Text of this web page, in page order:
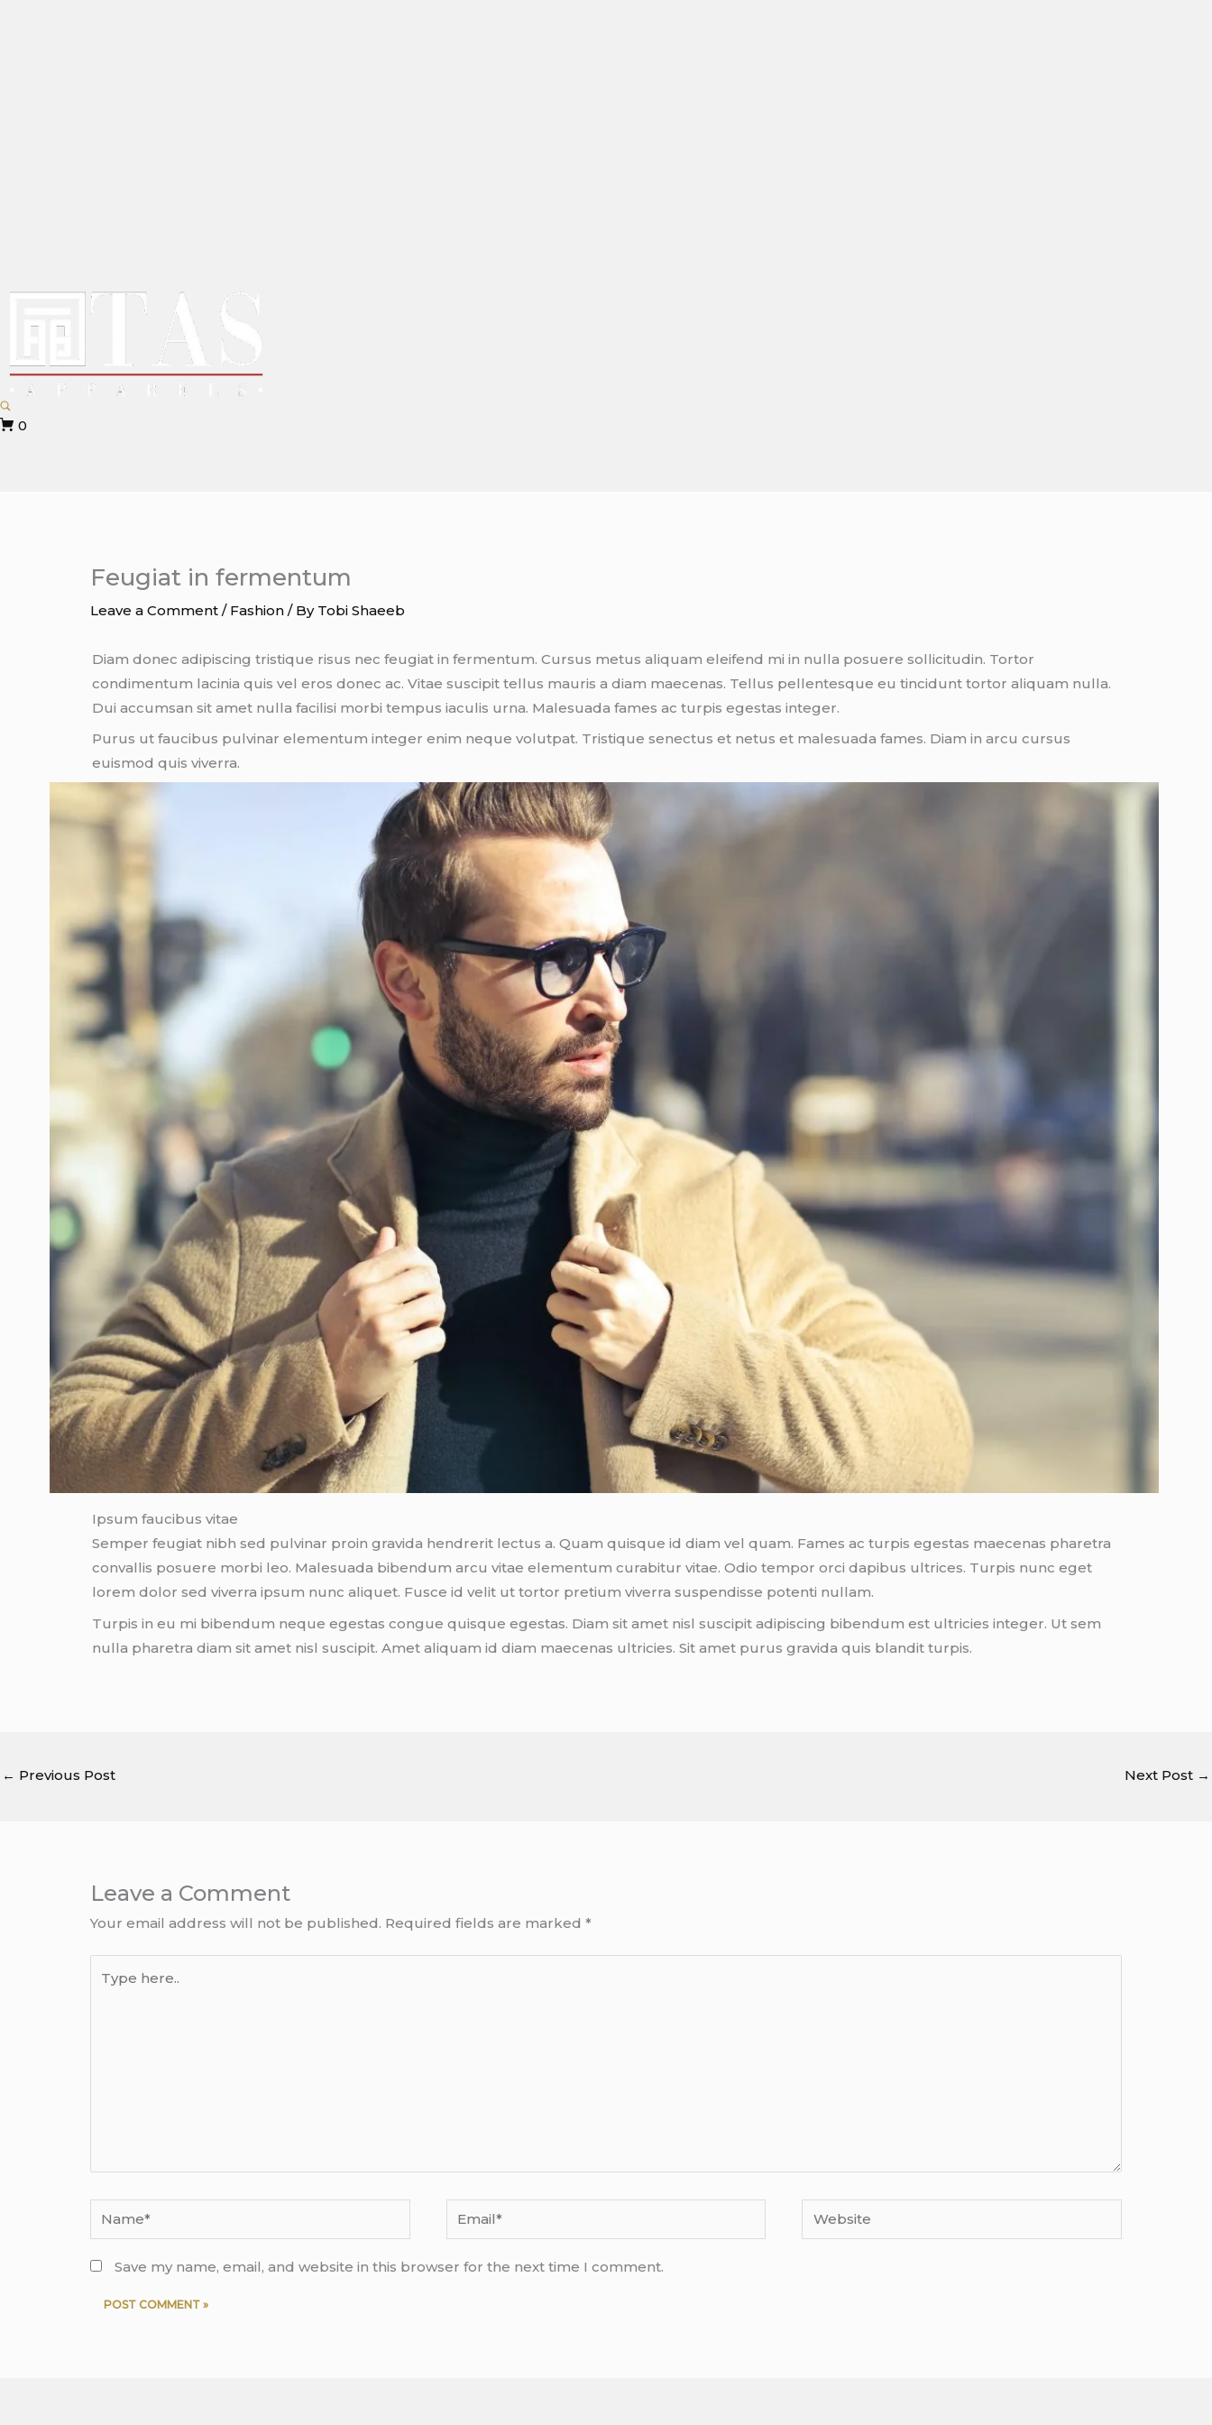
0
Feugiat in fermentum
Leave a Comment / Fashion / By Tobi Shaeeb
Diam donec adipiscing tristique risus nec feugiat in fermentum. Cursus metus aliquam eleifend mi in nulla posuere sollicitudin. Tortor
condimentum lacinia quis vel eros donec ac. Vitae suscipit tellus mauris a diam maecenas. Tellus pellentesque eu tincidunt tortor aliquam nulla.
Dui accumsan sit amet nulla facilisi morbi tempus iaculis urna. Malesuada fames ac turpis egestas integer.
Purus ut faucibus pulvinar elementum integer enim neque volutpat. Tristique senectus et netus et malesuada fames. Diam in arcu cursus
euismod quis viverra.
Ipsum faucibus vitae
Semper feugiat nibh sed pulvinar proin gravida hendrerit lectus a. Quam quisque id diam vel quam. Fames ac turpis egestas maecenas pharetra
convallis posuere morbi leo. Malesuada bibendum arcu vitae elementum curabitur vitae. Odio tempor orci dapibus ultrices. Turpis nunc eget
lorem dolor sed viverra ipsum nunc aliquet. Fusce id velit ut tortor pretium viverra suspendisse potenti nullam.
Turpis in eu mi bibendum neque egestas congue quisque egestas. Diam sit amet nisl suscipit adipiscing bibendum est ultricies integer. Ut sem
nulla pharetra diam sit amet nisl suscipit. Amet aliquam id diam maecenas ultricies. Sit amet purus gravida quis blandit turpis.
← Previous Post Next Post →
Leave a Comment
Your email address will not be published. Required fields are marked*
here..
Name* Email* Website
Save my name, email, and website in this browser for the next time I comment.